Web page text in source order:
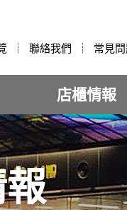
聯絡我們 常見
店櫃情報